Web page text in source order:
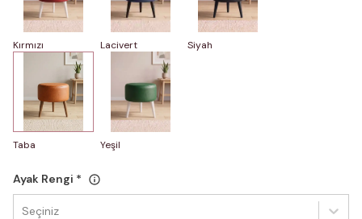
Kırmızı Lacivert Siyah
Taba Yeşil
Ayak Rengi *
Seçiniz